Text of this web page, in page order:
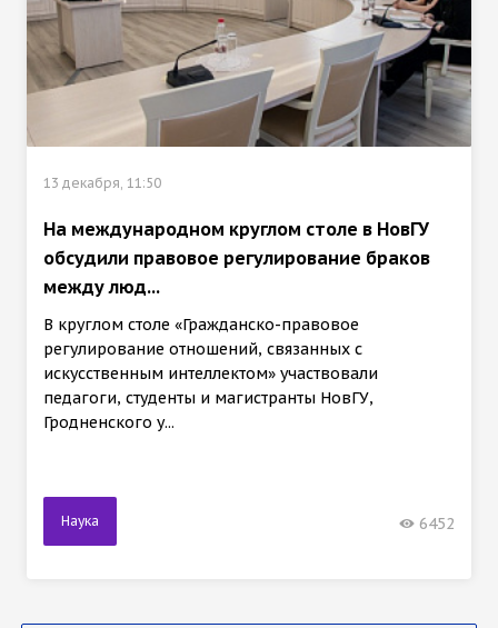
13 декабря, 11:50
На международном круглом столе в НовГУ
обсудили правовое регулирование браков
между люд...
В круглом столе «Гражданско-правовое
регулирование отношений, связанных с
искусственным интеллектом» участвовали
педагоги, студенты и магистранты НовГУ,
Гродненского у...
Наука 6452